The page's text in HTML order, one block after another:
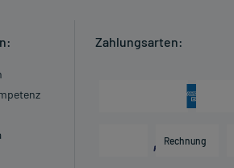
Zahlungsarten:
Rechnung